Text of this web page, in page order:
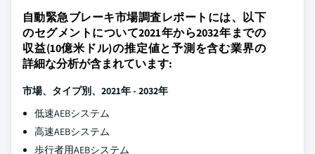
自動緊急ブレーキ市場調査レポートには、以下
のセグメントについて2021年から2032年までの
収益(10億米ドル)の推定値と予測を含む業界の
詳細な分析が含まれています:
市場、タイプ別、2021年 - 2032年
低速AEBシステム
高速AEBシステム
歩行者用AEBシステム